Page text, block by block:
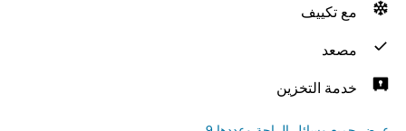
مع تكييف
مصعد
خدمة التخزين